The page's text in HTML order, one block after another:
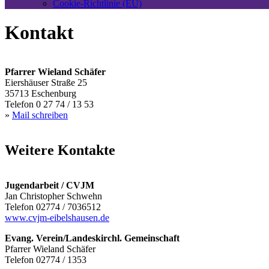
Cookie-Richtlinie (EU)
Kontakt
Pfarrer Wieland Schäfer
Eiershäuser Straße 25
35713 Eschenburg
Telefon 0 27 74 / 13 53
» Mail schreiben
Weitere Kontakte
Jugendarbeit / CVJM
Jan Christopher Schwehn
Telefon 02774 / 7036512
www.cvjm-eibelshausen.de
Evang. Verein/Landeskirchl. Gemeinschaft
Pfarrer Wieland Schäfer
Telefon 02774 / 1353